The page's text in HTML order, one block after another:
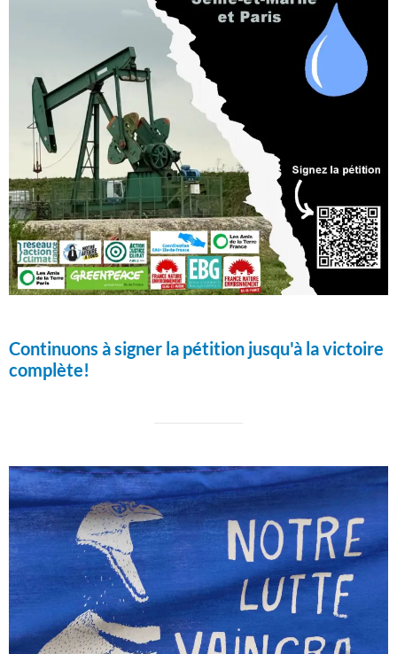
Continuons à signer la pétition jusqu'à la victoire
complète!